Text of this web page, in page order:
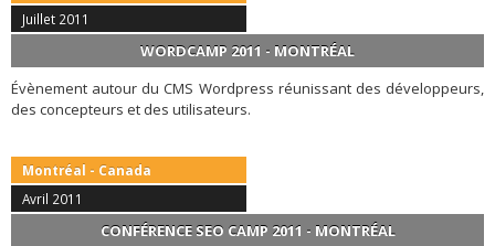
Juillet 2011
WORDCAMP 2011 - MONTRÉAL
Évènement autour du CMS Wordpress réunissant des développeurs,
des concepteurs et des utilisateurs.
Montréal - Canada
Avril 2011
CONFÉRENCE SEO CAMP 2011 - MONTRÉAL